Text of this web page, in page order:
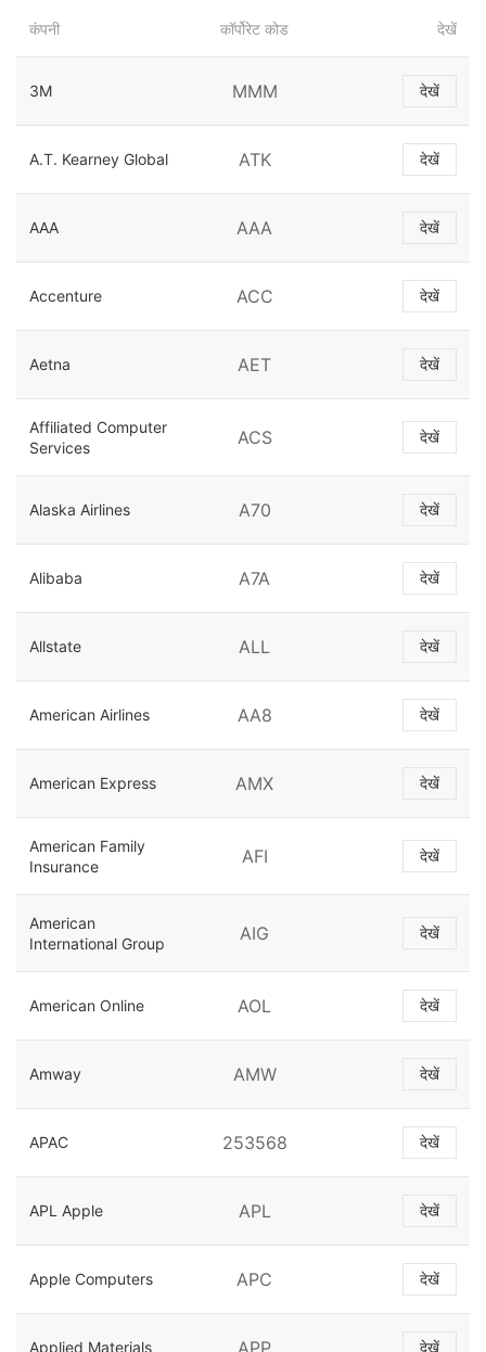
कंपनी कॉर्पोरेट कोड देखें
3M MMM देखें
A.T. Kearney Global ATK देखें
AAA AAA देखें
Accenture ACC देखें
Aetna AET देखें
Affiliated Computer
Services
ACS देखें
Alaska Airlines A70 देखें
Alibaba A7A देखें
Allstate ALL देखें
American Airlines AA8 देखें
American Express AMX देखें
American Family
Insurance
AFI देखें
American
International Group
AIG देखें
American Online AOL देखें
Amway AMW देखें
APAC 253568 देखें
APL Apple APL देखें
Apple Computers APC देखें
Applied Materials देखें